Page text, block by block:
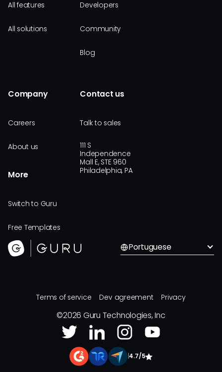
All features
All solutions
Developers
Community
Blog
Company
Careers
About us
More
Switch to Guru
Free Templates
Contact us
Talk to sales
111 S
Independence
Mall E, STE 960
Philadelphia, PA
Portuguese
Terms of service Dev agreement Privacy
©2026 Guru Technologies, Inc
4.7/5